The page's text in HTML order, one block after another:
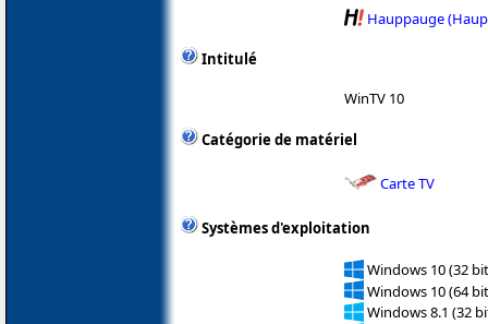
Hauppauge
Intitulé
WinTV 10
Catégorie de matériel
Carte TV
Systèmes d'exploitation
Windows 10 (32
Windows 10 (64
Windows 8.1 (32